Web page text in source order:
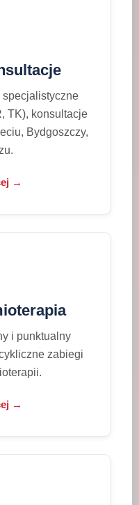
specjalistyczne
TK), konsultacje
Bydgoszczy,
→
i punktualny
zabiegi
→